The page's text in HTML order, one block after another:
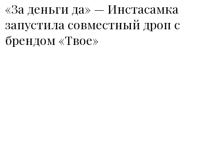
«За деньги да» — Инстасамка
запустила совместный дроп с
брендом «Твое»